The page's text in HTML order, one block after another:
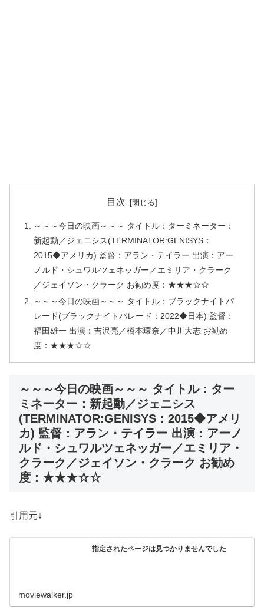
目次
～～～今日の映画～～～ タイトル：ターミネーター：
新起動／ジェニシス(TERMINATOR:GENISYS：
2015◆アメリカ) 監督：アラン・テイラー 出演：アー
ノルド・シュワルツェネッガー／エミリア・クラーク
／ジェイソン・クラーク お勧め度：★★★☆☆
～～～今日の映画～～～ タイトル：ブラックナイトパ
レード(ブラックナイトパレード：2022◆日本) 監督：
福田雄一 出演：吉沢亮／橋本環奈／中川大志 お勧め
度：★★★☆☆
～～～今日の映画～～～ タイトル：ター
ミネーター：新起動／ジェニシス
(TERMINATOR:GENISYS：2015◆アメリ
カ) 監督：アラン・テイラー 出演：アーノ
ルド・シュワルツェネッガー／エミリア・
クラーク／ジェイソン・クラーク お勧め
度：★★★☆☆
引用元↓
指定されたページは見つかりませんでした
moviewalker.jp